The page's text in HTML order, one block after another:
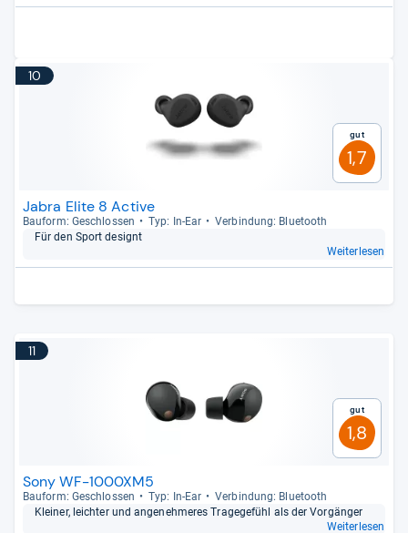
10
Gut
1,7
Jabra Elite 8 Active
Bau­form: Geschlos­sen Typ: In-​Ear
Ver­bin­dung: Blue­tooth
Für den Sport desi­gnt
Weiterlesen
11
Gut
1,8
Sony WF-1000XM5
Bau­form: Geschlos­sen Typ: In-​Ear
Ver­bin­dung: Blue­tooth
Klei­ner, leich­ter und ange­neh­me­res Tra­ge­ge­fühl als der Vor­gän­ger
Weiterlesen